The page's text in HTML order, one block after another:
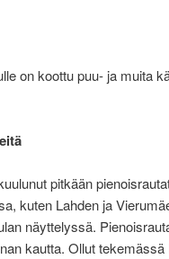
on koottu puu- ja muita
pitkään
kuten Lahden ja
näyttelyssä.
kautta. Ollut